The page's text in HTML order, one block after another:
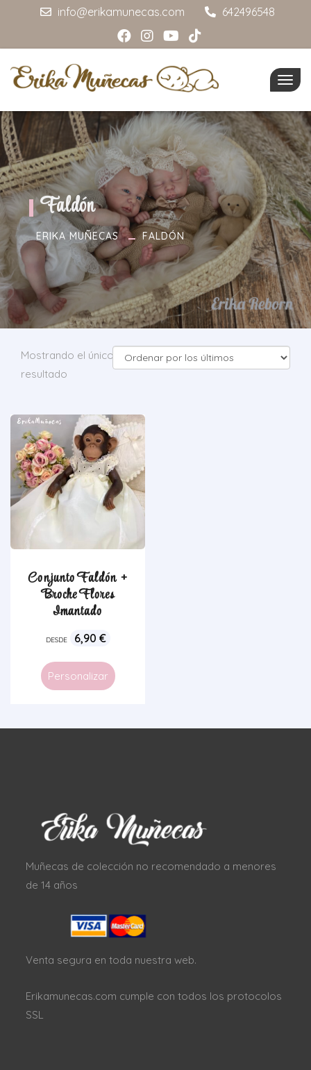
info@erikamunecas.com 642496548
Faldón
ERIKA MUÑECAS FALDÓN
Mostrando el único
resultado
Conjunto Faldón +
Broche Flores
Imantado
DESDE 6,90 €
Personalizar
Muñecas de colección no recomendado a menores
de 14 años
Venta segura en toda nuestra web.
Erikamunecas.com cumple con todos los protocolos
SSL